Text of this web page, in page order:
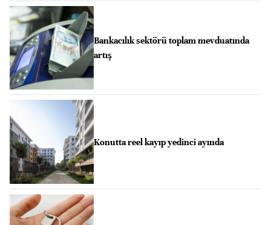
Bankacılık sektörü toplam mevduatında
artış
Konutta reel kayıp yedinci ayında